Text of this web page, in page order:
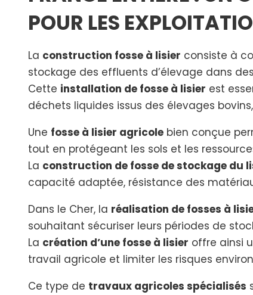
POUR LES
La construction fosse à lisier consiste à
stockage des effluents d’élevage dans
Cette installation de fosse à lisier est
déchets liquides issus des élevages
Une fosse à lisier agricole bien conçue
tout en protégeant les sols et les
La construction de fosse de stockage du
capacité adaptée, résistance des
Dans le Cher, la réalisation de fosses à
souhaitant sécuriser leurs périodes de
La création d’une fosse à lisier offre ainsi
travail agricole et limiter les risques
Ce type de travaux agricoles spécialisés